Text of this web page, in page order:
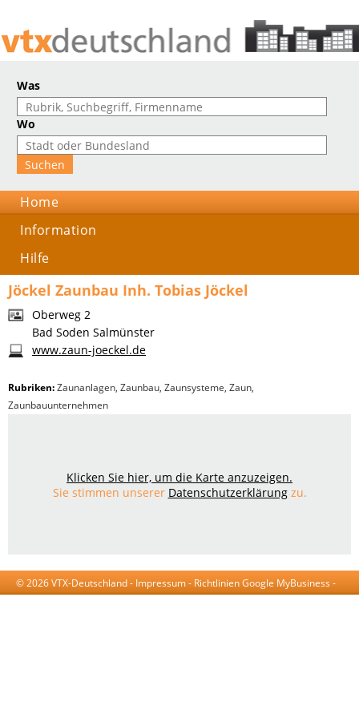
Was
Wo
Home
Information
Hilfe
Jöckel Zaunbau Inh. Tobias Jöckel
Oberweg 2
Bad Soden Salmünster
www.zaun-joeckel.de
Rubriken:Zaunanlagen, Zaunbau, Zaunsysteme, Zaun,
Zaunbauunternehmen
Klicken Sie hier, um die Karte anzuzeigen.
Sie stimmen unserer Datenschutzerklärungzu.
© 2026 VTX-Deutschland - Impressum- Richtlinien Google MyBusiness -
AGB-Datenschutzerklärung